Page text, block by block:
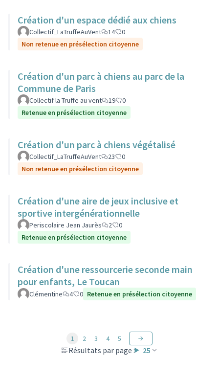
Création d'un espace dédié aux chiens
Collectif_LaTruffeAuVent 14
0
Non retenue en présélection citoyenne
Création d'un parc à chiens au parc de la
Commune de Paris
Collectif la Truffe au vent 19
0
Retenue en présélection citoyenne
Création d'un parc à chiens végétalisé
Collectif_LaTruffeAuVent 23
0
Non retenue en présélection citoyenne
Création d'une aire de jeux inclusive et
sportive intergénérationnelle
Periscolaire Jean Jaurès 2
0
Retenue en présélection citoyenne
Création d'une ressourcerie seconde main
pour enfants, Le Toucan
Clémentine 4 0 Retenue en présélection citoyenne
Résultats par page : 25
1 2 3 4 5